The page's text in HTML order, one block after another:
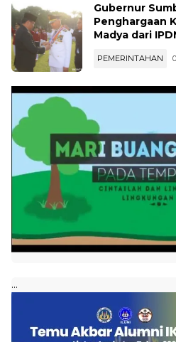
Gubernur
Penghargaan
Madya dari
PEMERINTAHAN
...